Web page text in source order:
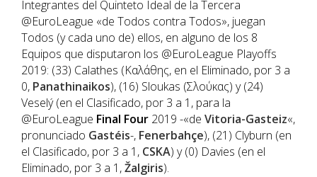
Integrantes del Quinteto Ideal de la Tercera
@EuroLeague «de Todos contra Todos», juegan
Todos (y cada uno de) ellos, en alguno de los 8
Equipos que disputaron los @EuroLeague Playoffs
2019: (33) Calathes (Καλάθης, en el Eliminado, por 3 a
0, Panathinaikos), (16) Sloukas (Σλούκας) y (24)
Veselý (en el Clasificado, por 3 a 1, para la
@EuroLeague Final Four 2019 -«de Vitoria-Gasteiz«,
pronunciado Gastéis-, Fenerbahçe), (21) Clyburn (en
el Clasificado, por 3 a 1, CSKA) y (0) Davies (en el
Eliminado, por 3 a 1,Žalgiris).